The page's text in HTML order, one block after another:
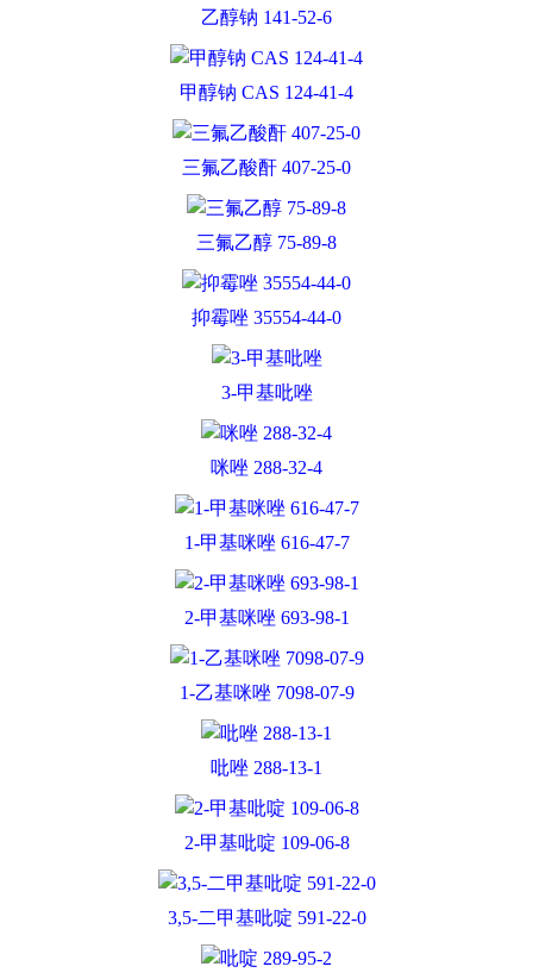
乙醇钠 141-52-6
甲醇钠 CAS 124-41-4
三氟乙酸酐 407-25-0
三氟乙醇 75-89-8
抑霉唑 35554-44-0
3-甲基吡唑
咪唑 288-32-4
1-甲基咪唑 616-47-7
2-甲基咪唑 693-98-1
1-乙基咪唑 7098-07-9
吡唑 288-13-1
2-甲基吡啶 109-06-8
3,5-二甲基吡啶 591-22-0